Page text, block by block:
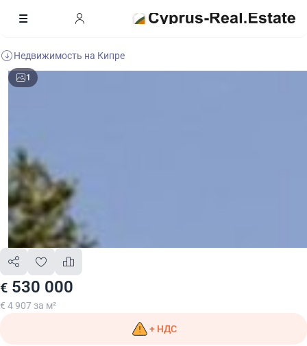
Недвижимость на Кипре
1
€ 530 000
€ 4 907 за м²
+ НДС